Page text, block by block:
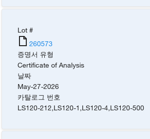
Lot #
260573
증명서 유형
Certificate of Analysis
날짜
May-27-2026
카탈로그 번호
LS120-212,LS120-1 ,LS120-4,LS120-500